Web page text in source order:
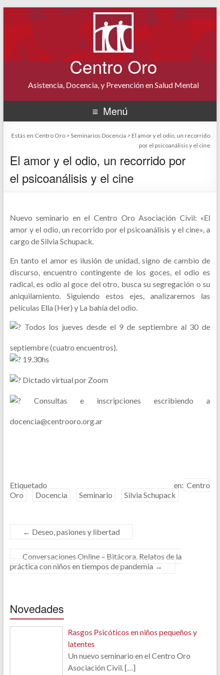
Centro Oro
Asistencia, Docencia, y Prevención en Salud Mental
Menú
Estás en:Centro Oro >Seminarios Docencia > El amor y el odio, un recorrido
por el psicoanálisis y el cine
El amor y el odio, un recorrido por
el psicoanálisis y el cine
Nuevo seminario en el Centro Oro Asociación Civil: «El
amor y el odio, un recorrido por el psicoanálisis y el cine», a
cargo de Silvia Schupack.
En tanto el amor es ilusión de unidad, signo de cambio de
discurso, encuentro contingente de los goces, el odio es
radical, es odio al goce del otro, busca su segregación o su
aniquilamiento. Siguiendo estos ejes, analizaremos las
películas Ella (Her) y La bahía del odio.
Todos los jueves desde el 9 de septiembre al 30 de
septiembre (cuatro encuentros).
19.30hs
Dictado virtual por Zoom
Consultas e inscripciones escribiendo a
docencia@centrooro.org.ar
Etiquetado en: Centro
Oro
Docencia Seminario Silvia Schupack
← Deseo, pasiones y libertad
Conversaciones Online – Bitácora. Relatos de la
práctica con niños en tiempos de pandemia →
Novedades
Rasgos Psicóticos en niños pequeños y
latentes
Un nuevo seminario en el Centro Oro
Asociación Civil.[…]